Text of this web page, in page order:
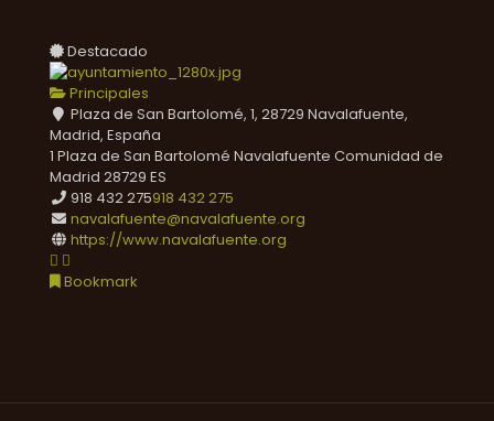
Destacado
Principales
Plaza de San Bartolomé, 1, 28729 Navalafuente,
Madrid, España
1 Plaza de San Bartolomé Navalafuente Comunidad de
Madrid 28729 ES
918 432 275918 432 275
navalafuente@navalafuente.org
https://www.navalafuente.org
Bookmark